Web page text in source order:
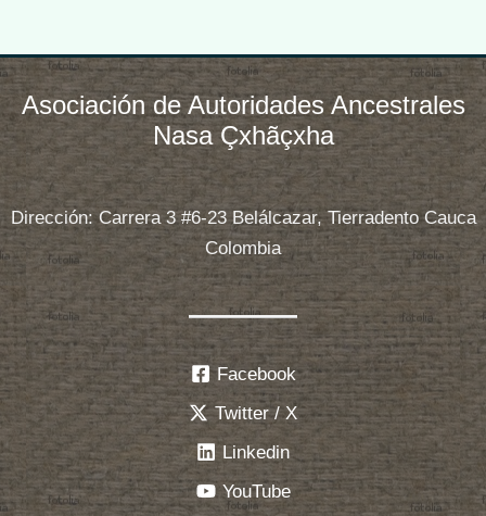
Asociación de Autoridades Ancestrales
Nasa Çxhãçxha
Dirección: Carrera 3 #6-23 Belálcazar, Tierradento Cauca
Colombia
Facebook
Twitter / X
Linkedin
YouTube